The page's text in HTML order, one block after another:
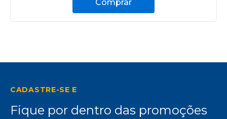
Comprar
CADASTRE-SE E
Fique por dentro das promoções